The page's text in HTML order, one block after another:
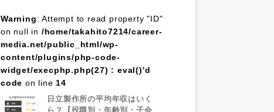
Warning: Attempt to read property "ID"
on null in /home/takahito7214/career-
media.net/public_html/wp-
content/plugins/php-code-
widget/execphp.php(27) : eval()'d
code on line 14
日立製作所の平均年収はいく
ら？【役職別・年齢別・子会